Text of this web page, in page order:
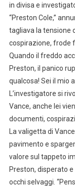
in divisa e
“Preston Cole,”
tagliava la tensione
cospirazione, frode
Quando il freddo
Preston, il panico
qualcosa! Sei il mio
L’investigatore si
Vance, anche lei
documenti,
La valigetta di
pavimento e
valore sul tappeto
Preston, disperato
occhi selvaggi.